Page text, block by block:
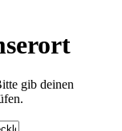
gib deinen